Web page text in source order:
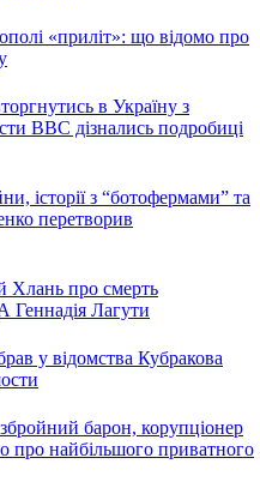
«приліт»: що відомо про
в Україну з
ВВС дізнались подробиці
історії з “ботофермами” та
перетворив
Хлань про смерть
Геннадія Лагути
у відомства Кубракова
барон, корупціонер
про найбільшого приватного